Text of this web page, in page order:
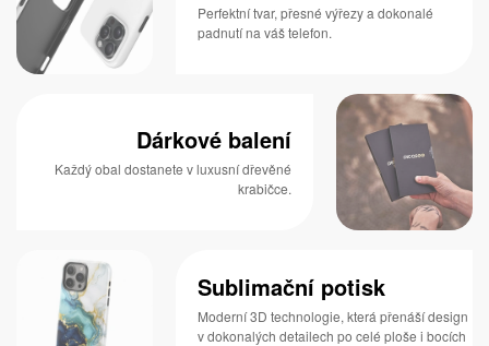
Perfektní tvar, přesné výřezy a dokonalé
padnutí na váš telefon.
Dárkové balení
Každý obal dostanete v luxusní dřevěné
krabičce.
Sublimační potisk
Moderní 3D technologie, která přenáší design
v dokonalých detailech po celé ploše i bocích